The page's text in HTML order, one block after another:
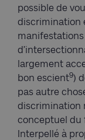
possible de
discrimination
manifestations
largement
bon escient9)
pas autre
discrimination
conceptuel du
Interpellé à